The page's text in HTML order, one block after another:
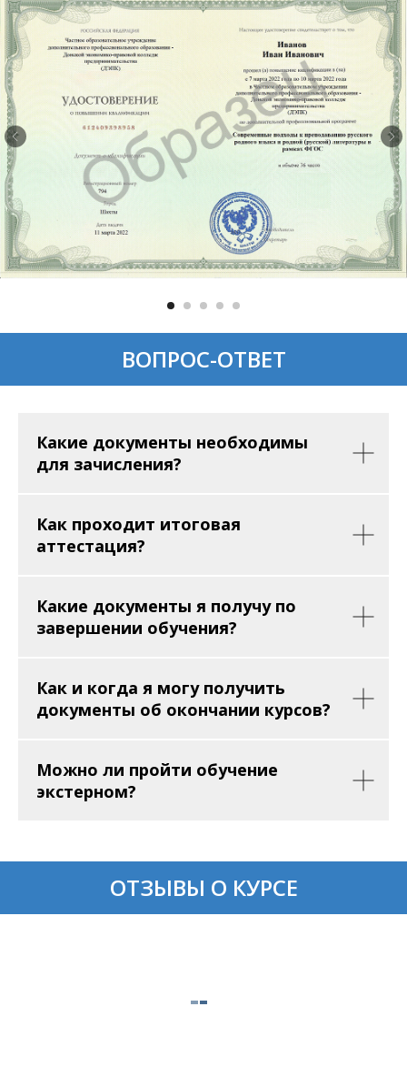
ВОПРОС-ОТВЕТ
Какие документы необходимы
для зачисления?
Как проходит итоговая
аттестация?
Какие документы я получу по
завершении обучения?
Как и когда я могу получить
документы об окончании курсов?
Можно ли пройти обучение
экстерном?
ОТЗЫВЫ О КУРСЕ